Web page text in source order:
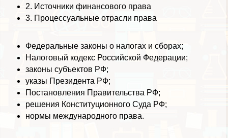
2. Источники финансового права
3. Процессуальные отрасли права
Федеральные законы о налогах и сборах;
Налоговый кодекс Российской Федерации;
законы субъектов РФ;
указы Президента РФ;
Постановления Правительства РФ;
решения Конституционного Суда РФ;
нормы международного права.